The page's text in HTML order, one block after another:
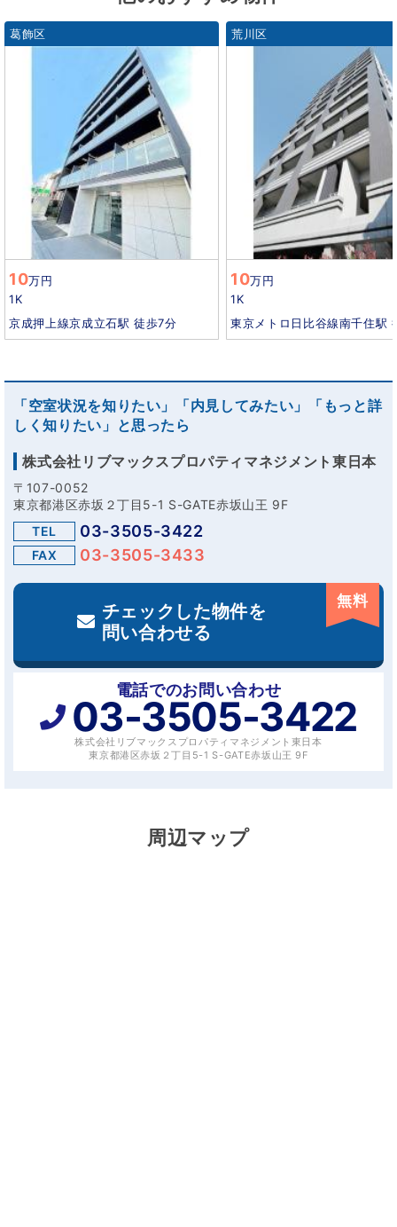
葛飾区
10万円
1K
京成押上線京成立石駅 徒歩7分
荒川区
10万円
1K
東京メトロ日比谷線南千住駅
「空室状況を知りたい」「内見してみたい」「もっと詳
しく知りたい」と思ったら
株式会社リブマックスプロパティマネジメント東日本
〒107-0052
東京都港区赤坂２丁目5-1 S-GATE赤坂山王 9F
TEL
03-3505-3422
FAX 03-3505-3433
チェックした物件を
問い合わせる
無料
電話でのお問い合わせ
03-3505-3422
株式会社リブマックスプロパティマネジメント東日本
東京都港区赤坂２丁目5-1 S-GATE赤坂山王 9F
周辺マップ